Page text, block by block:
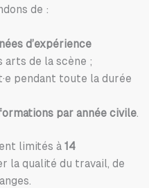
de :
d’expérience
arts de la scène ;
pendant toute la durée
par année civile.
limités à 14
la qualité du travail, de